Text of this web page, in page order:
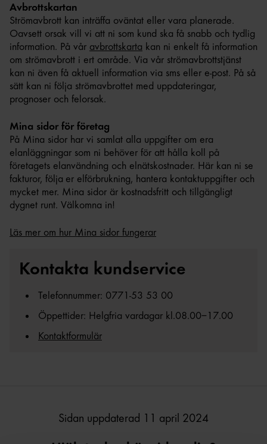
Avbrottskartan​
Strömavbrott kan inträffa oväntat eller vara planerade.
Oavsett orsak vill vi att ni som kund ska få snabb och tydlig
information. På vår avbrottskarta kan ni enkelt få information
om strömavbrott i ert område. Via vår strömavbrottstjänst
kan ni även få aktuell information via sms eller e-post. På så
sätt kan ni följa strömavbrottet med uppdateringar,
prognoser och felorsak.
Mina sidor för företag
På Mina sidor har vi samlat alla uppgifter om era
elanläggningar som ni behöver för att hålla koll på
företagets elanvändning och elnätskostnader. Här kan ni se
fakturor, följa er elförbrukning, hantera kontaktuppgifter och
mycket mer. Mina sidor är kostnadsfritt och tillgängligt
dygnet runt. Välkomna in!
Läs mer om hur Mina sidor fungerar
Kontakta kundservice
Telefonnummer: 0771-53 53 00
Öppettider: Helgfria vardagar kl.08.00–17.00
Kontaktformulär
Sidan uppdaterad 11 april 2024